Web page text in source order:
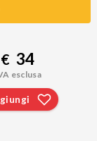
€ 34
esclusa